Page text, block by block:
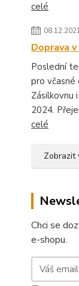
celé
Doprava
Poslední
pro včasné
Zásilkovnu
2024.
celé
Zobrazit
Chci se
e-shopu.